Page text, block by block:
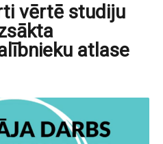
vērtē studiju
atlase